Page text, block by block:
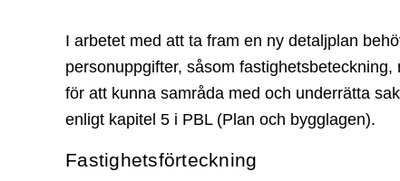
I arbetet med att ta fram en ny detaljplan
personuppgifter, såsom
för att kunna samråda med och underrätta
enligt kapitel 5 i PBL (Plan och bygglagen).
Fastighetsförteckning